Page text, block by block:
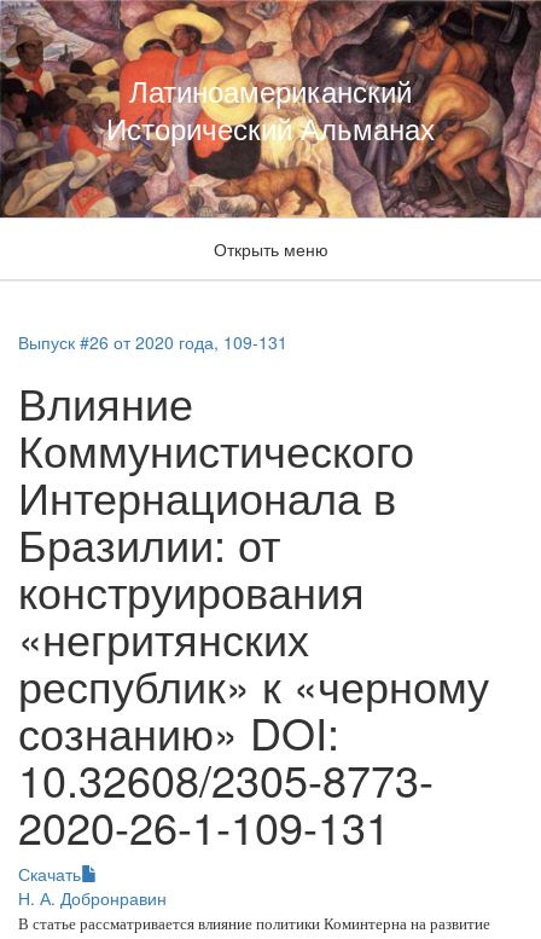
Латиноамериканский
Исторический Альманах
Открыть меню
Выпуск #26 от 2020 года, 109-131
Влияние
Коммунистического
Интернационала в
Бразилии: от
конструирования
«негритянских
республик» к «черному
сознанию» DOI:
10.32608/2305-8773-
2020-26-1-109-131
Скачать
Н. А. Добронравин
В статье рассматривается влияние политики Коминтерна на развитие